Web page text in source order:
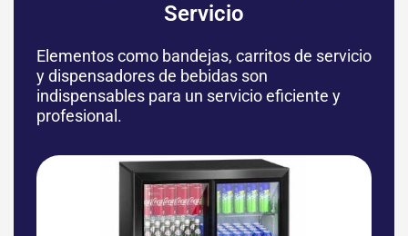
Servicio
Elementos como bandejas, carritos de servicio
y dispensadores de bebidas son
indispensables para un servicio eficiente y
profesional.